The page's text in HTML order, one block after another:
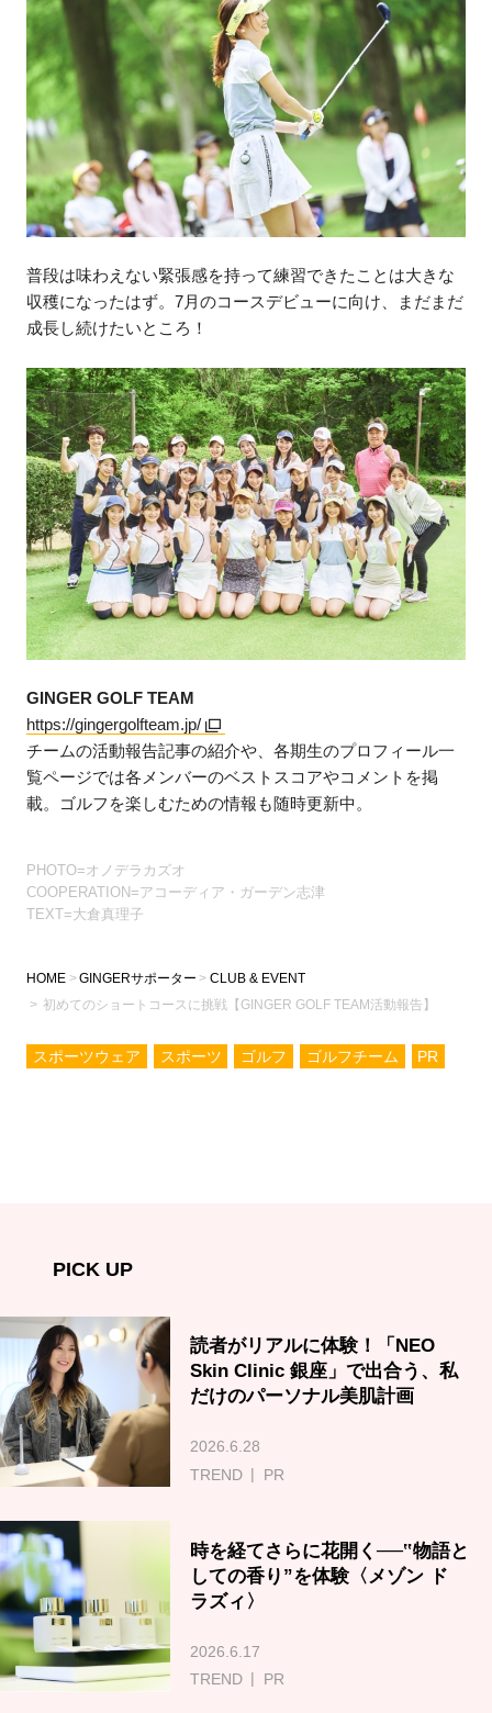
普段は味わえない緊張感を持って練習できたことは大きな
収穫になったはず。7月のコースデビューに向け、まだまだ
成長し続けたいところ！
GINGER GOLF TEAM
https://gingergolfteam.jp/
チームの活動報告記事の紹介や、各期生のプロフィール一
覧ページでは各メンバーのベストスコアやコメントを掲
載。ゴルフを楽しむための情報も随時更新中。
PHOTO=オノデラカズオ
COOPERATION=アコーディア・ガーデン志津
TEXT=大倉真理子
HOME GINGERサポーター
CLUB & EVENT
初めてのショートコースに挑戦【GINGER GOLF TEAM活動報告】
スポーツウェア スポーツ ゴルフ ゴルフチーム PR
PICK UP
読者がリアルに体験！「NEO
Skin Clinic 銀座」で出合う、私
だけのパーソナル美肌計画
2026.6.28
TREND
PR
時を経てさらに花開く──‟物語と
しての香り”を体験〈メゾン ド
ラズィ〉
2026.6.17
TREND
PR